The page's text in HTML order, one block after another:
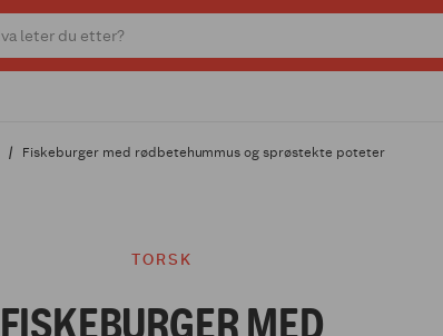
Fiskeburger med rødbetehummus og sprøstekte poteter
TORSK
FISKEBURGER MED